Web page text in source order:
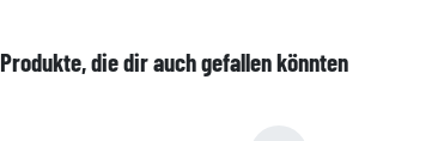
Produkte, die dir auch gefallen könnten